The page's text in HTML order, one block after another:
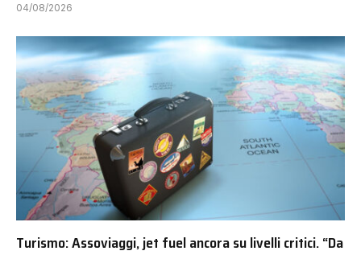
04/08/2026
Turismo: Assoviaggi, jet fuel ancora su livelli critici. “Da